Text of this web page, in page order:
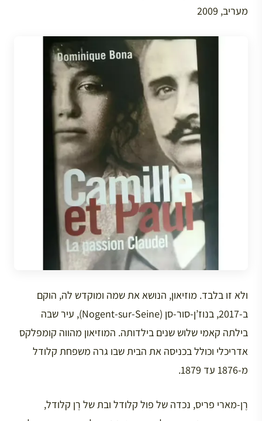
מעריב, 2009
ולא זו בלבד. מוזיאון, הנושא את שמה ומוקדש לה, הוקם
ב-2017, בנוז’ן-סור-סן (Nogent-sur-Seine), עיר שבה
בילתה קאמי שלוש שנים בילדותה. המוזיאון מהווה קומפלקס
אדריכלי וכולל בכניסה את הבית שבו גרה משפחת קלודל
מ-1876 עד 1879.
רֶן-מארי פריס, נכדה של פול קלודל ובת של רֶן קלודל,